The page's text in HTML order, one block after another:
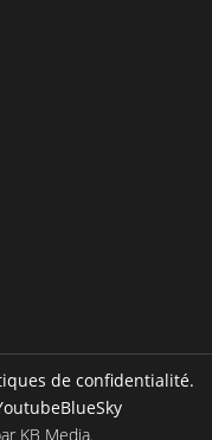
de confidentialité.
BlueSky
KB Media.